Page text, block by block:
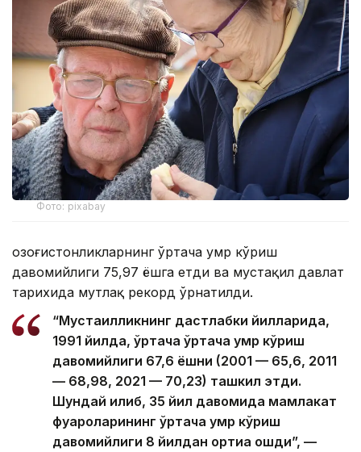
Фото: pixabay
Қозоғистонликларнинг ўртача умр кўриш
давомийлиги 75,97 ёшга етди ва мустақил давлат
тарихида мутлақ рекорд ўрнатилди.
“Мустақилликнинг дастлабки йилларида,
1991 йилда, ўртача ўртача умр кўриш
давомийлиги 67,6 ёшни (2001 — 65,6, 2011
— 68,98, 2021 — 70,23) ташкил этди.
Шундай қилиб, 35 йил давомида мамлакат
фуқароларининг ўртача умр кўриш
давомийлиги 8 йилдан ортиққа ошди”, —